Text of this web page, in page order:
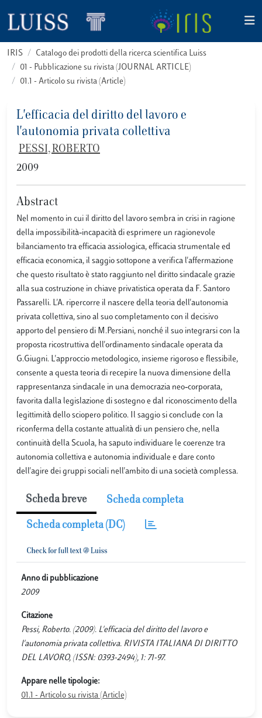
IRIS
Catalogo dei prodotti della ricerca scientifica Luiss
01 - Pubblicazione su rivista (JOURNAL ARTICLE)
01.1 - Articolo su rivista (Article)
L'efficacia del diritto del lavoro e
l'autonomia privata collettiva
PESSI, ROBERTO
2009
Abstract
Nel momento in cui il diritto del lavoro sembra in crisi in ragione
della impossibilità‐incapacità di esprimere un ragionevole
bilanciamento tra efficacia assiologica, efficacia strumentale ed
efficacia economica, il saggio sottopone a verifica l'affermazione
che questo risultato è stato raggiunto nel diritto sindacale grazie
alla sua costruzione in chiave privatistica operata da F. Santoro
Passarelli. L'A. ripercorre il nascere della teoria dell'autonomia
privata collettiva, sino al suo completamento con il decisivo
apporto del pensiero di M.Persiani, nonché il suo integrarsi con la
proposta ricostruttiva dell'ordinamento sindacale operata da
G.Giugni. L'approccio metodologico, insieme rigoroso e flessibile,
consente a questa teoria di recepire la nuova dimensione della
rappresentanza sindacale in una democrazia neo‐corporata,
favorita dalla legislazione di sostegno e dal riconoscimento della
legittimità dello sciopero politico. Il saggio si conclude con la
riconferma della costante attualità di un pensiero che, nella
continuità della Scuola, ha saputo individuare le coerenze tra
autonomia collettiva e autonomia individuale e dare conto
dell'agire dei gruppi sociali nell'ambito di una società complessa.
Scheda breve Scheda completa
Scheda completa (DC)
Anno di pubblicazione
2009
Citazione
Pessi, Roberto. (2009). L'efficacia del diritto del lavoro e
l'autonomia privata collettiva. RIVISTA ITALIANA DI DIRITTO
DEL LAVORO, (ISSN: 0393-2494), 1: 71-97.
Appare nelle tipologie:
01.1 - Articolo su rivista (Article)